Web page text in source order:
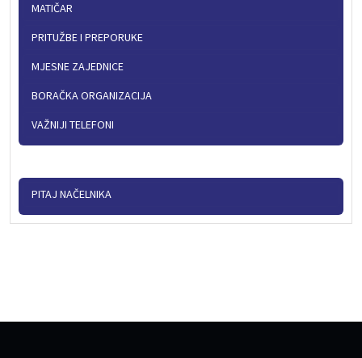
MATIČAR
PRITUŽBE I PREPORUKE
MJESNE ZAJEDNICE
BORAČKA ORGANIZACIJA
VAŽNIJI TELEFONI
PITAJ NAČELNIKA